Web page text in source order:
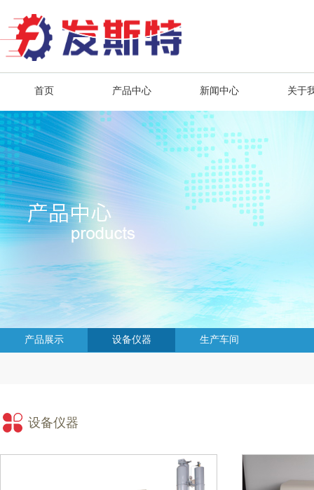
首页 产品中心 新闻中心 关于
产品展示 设备仪器 生产车间
设备仪器